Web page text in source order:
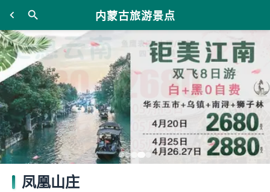
内蒙古旅游景点
凤凰山庄